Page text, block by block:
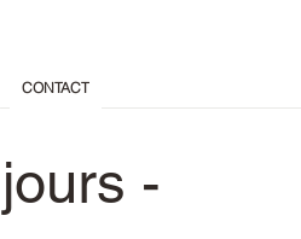
CONTACT
-